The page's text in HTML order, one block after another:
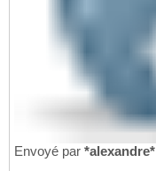
Envoyé par *alexandre*